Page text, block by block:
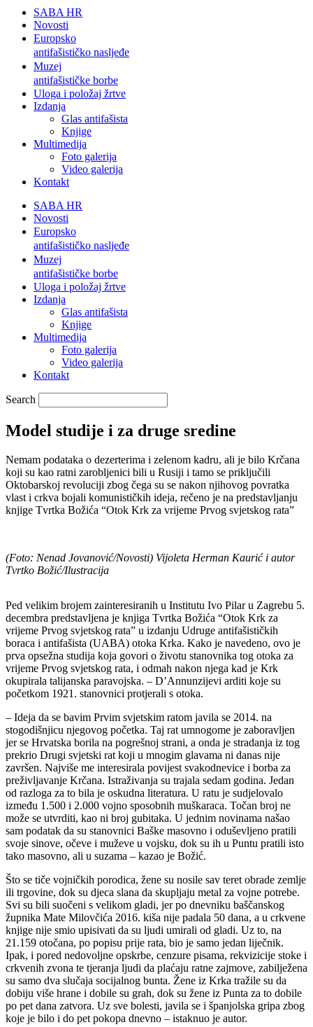
SABA HR
Novosti
Europsko
antifašističko nasljeđe
Muzej
antifašističke borbe
Uloga i položaj žrtve
Izdanja
Glas antifašista
Knjige
Multimedija
Foto galerija
Video galerija
Kontakt
SABA HR
Novosti
Europsko
antifašističko nasljeđe
Muzej
antifašističke borbe
Uloga i položaj žrtve
Izdanja
Glas antifašista
Knjige
Multimedija
Foto galerija
Video galerija
Kontakt
Search
Model studije i za druge sredine
Nemam podataka o dezerterima i zelenom kadru, ali je bilo Krčana
koji su kao ratni zarobljenici bili u Rusiji i tamo se priključili
Oktobarskoj revoluciji zbog čega su se nakon njihovog povratka
vlast i crkva bojali komunističkih ideja, rečeno je na predstavljanju
knjige Tvrtka Božića “Otok Krk za vrijeme Prvog svjetskog rata”
(Foto: Nenad Jovanović/Novosti) Vijoleta Herman Kaurić i autor
Tvrtko Božić/Ilustracija
Ped velikim brojem zainteresiranih u Institutu Ivo Pilar u Zagrebu 5.
decembra predstavljena je knjiga Tvrtka Božića “Otok Krk za
vrijeme Prvog svjetskog rata” u izdanju Udruge antifašističkih
boraca i antifašista (UABA) otoka Krka. Kako je navedeno, ovo je
prva opsežna studija koja govori o životu stanovnika tog otoka za
vrijeme Prvog svjetskog rata, i odmah nakon njega kad je Krk
okupirala talijanska paravojska. – D’Annunzijevi arditi koje su
početkom 1921. stanovnici protjerali s otoka.
– Ideja da se bavim Prvim svjetskim ratom javila se 2014. na
stogodišnjicu njegovog početka. Taj rat umnogome je zaboravljen
jer se Hrvatska borila na pogrešnoj strani, a onda je stradanja iz tog
prekrio Drugi svjetski rat koji u mnogim glavama ni danas nije
završen. Najviše me interesirala povijest svakodnevice i borba za
preživljavanje Krčana. Istraživanja su trajala sedam godina. Jedan
od razloga za to bila je oskudna literatura. U ratu je sudjelovalo
između 1.500 i 2.000 vojno sposobnih muškaraca. Točan broj ne
može se utvrditi, kao ni broj gubitaka. U jednim novinama našao
sam podatak da su stanovnici Baške masovno i oduševljeno pratili
svoje sinove, očeve i muževe u vojsku, dok su ih u Puntu pratili isto
tako masovno, ali u suzama – kazao je Božić.
Što se tiče vojničkih porodica, žene su nosile sav teret obrade zemlje
ili trgovine, dok su djeca slana da skupljaju metal za vojne potrebe.
Svi su bili suočeni s velikom gladi, jer po dnevniku baščanskog
župnika Mate Milovčića 2016. kiša nije padala 50 dana, a u crkvene
knjige nije smio upisivati da su ljudi umirali od gladi. Uz to, na
21.159 otočana, po popisu prije rata, bio je samo jedan liječnik.
Ipak, i pored nedovoljne opskrbe, cenzure pisama, rekvizicije stoke i
crkvenih zvona te tjeranja ljudi da plaćaju ratne zajmove, zabilježena
su samo dva slučaja socijalnog bunta. Žene iz Krka tražile su da
dobiju više hrane i dobile su grah, dok su žene iz Punta za to dobile
po pet dana zatvora. Uz sve bolesti, javila se i španjolska gripa zbog
koje je bilo i do pet pokopa dnevno – istaknuo je autor.